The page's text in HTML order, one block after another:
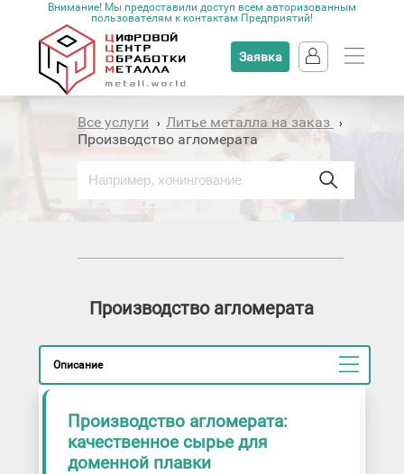
Внимание! Мы предоставили доступ всем авторизованным
пользователям к контактам Предприятий!
Заявка
Все услуги ›Литье металла на заказ ›
Производство агломерата
Производство агломерата
Описание
Производство агломерата:
качественное сырье для
доменной плавки